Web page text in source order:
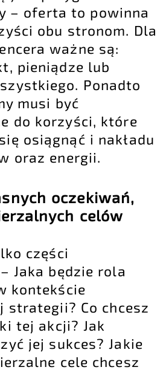
– oferta to powinna
obu stronom. Dla
ważne są:
pieniądze lub
Ponadto
musi być
do korzyści, które
osiągnąć i nakładu
oraz energii.
oczekiwań,
celów
części
Jaka będzie rola
kontekście
strategii? Co chcesz
tej akcji? Jak
jej sukces? Jakie
cele chcesz